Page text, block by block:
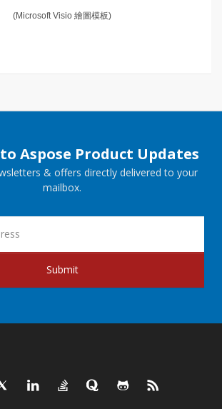
(Microsoft Visio 繪圖模板)
Aspose Product Updates
& offers directly delivered to your
mailbox.
Submit